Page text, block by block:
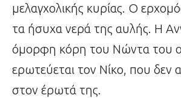
μελαγχολικής κυρίας. Ο
τα ήσυχα νερά της αυλής. Η
όμορφη κόρη του Νώντα του
ερωτεύεται τον Νίκο, που δεν
στον έρωτά της.